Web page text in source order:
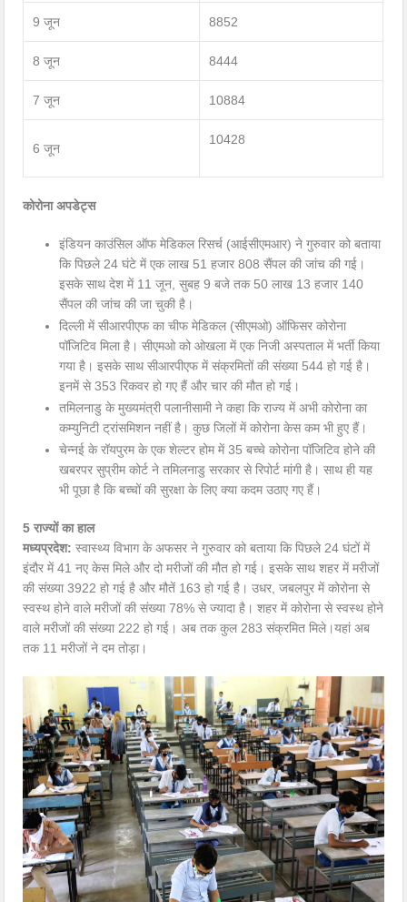
9 जून 8852
8 जून 8444
7 जून 10884
6 जून
10428
कोरोना अपडेट्स
इंडियन काउंसिल ऑफ मेडिकल रिसर्च (आईसीएमआर) ने गुरुवार को बताया
कि पिछले 24 घंटे में एक लाख 51 हजार 808 सैंपल की जांच की गई।
इसके साथ देश में 11 जून, सुबह 9 बजे तक 50 लाख 13 हजार 140
सैंपल की जांच की जा चुकी है।
दिल्ली में सीआरपीएफ का चीफ मेडिकल (सीएमओ) ऑफिसर कोरोना
पॉजिटिव मिला है। सीएमओ को ओखला में एक निजी अस्पताल में भर्ती किया
गया है। इसके साथ सीआरपीएफ में संक्रमितों की संख्या 544 हो गई है।
इनमें से 353 रिकवर हो गए हैं और चार की मौत हो गई।
तमिलनाडु के मुख्यमंत्री पलानीसामी ने कहा कि राज्य में अभी कोरोना का
कम्युनिटी ट्रांसमिशन नहीं है। कुछ जिलों में कोरोना केस कम भी हुए हैं।
चेन्नई के रॉयपुरम के एक शेल्टर होम में 35 बच्चे कोरोना पॉजिटिव होने की
खबरपर सुप्रीम कोर्ट ने तमिलनाडु सरकार से रिपोर्ट मांगी है। साथ ही यह
भी पूछा है कि बच्चों की सुरक्षा के लिए क्या कदम उठाए गए हैं।
5 राज्यों का हाल
मध्यप्रदेश:स्वास्थ्य विभाग के अफसर ने गुरुवार को बताया कि पिछले 24 घंटों में
इंदौर में 41 नए केस मिले और दो मरीजों की मौत हो गई। इसके साथ शहर में मरीजों
की संख्या 3922 हो गई है और मौतें 163 हो गई है। उधर, जबलपुर में कोरोना से
स्वस्थ होने वाले मरीजों की संख्या 78% से ज्यादा है। शहर में कोरोना से स्वस्थ होने
वाले मरीजों की संख्या 222 हो गई। अब तक कुल 283 संक्रमित मिले।यहां अब
तक 11 मरीजों ने दम तोड़ा।